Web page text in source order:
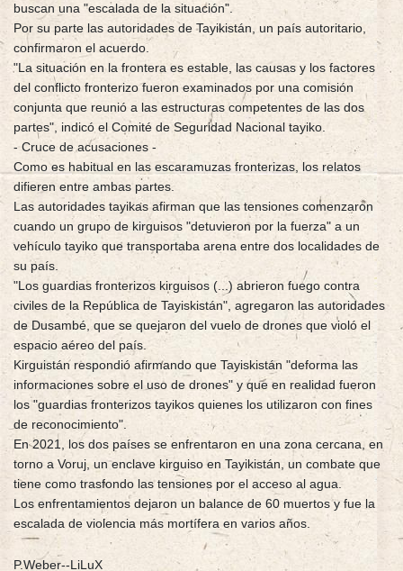
buscan una "escalada de la situación".
Por su parte las autoridades de Tayikistán, un país autoritario,
confirmaron el acuerdo.
"La situación en la frontera es estable, las causas y los factores
del conflicto fronterizo fueron examinados por una comisión
conjunta que reunió a las estructuras competentes de las dos
partes", indicó el Comité de Seguridad Nacional tayiko.
- Cruce de acusaciones -
Como es habitual en las escaramuzas fronterizas, los relatos
difieren entre ambas partes.
Las autoridades tayikas afirman que las tensiones comenzaron
cuando un grupo de kirguisos "detuvieron por la fuerza" a un
vehículo tayiko que transportaba arena entre dos localidades de
su país.
"Los guardias fronterizos kirguisos (...) abrieron fuego contra
civiles de la República de Tayiskistán", agregaron las autoridades
de Dusambé, que se quejaron del vuelo de drones que violó el
espacio aéreo del país.
Kirguistán respondió afirmando que Tayiskistán "deforma las
informaciones sobre el uso de drones" y que en realidad fueron
los "guardias fronterizos tayikos quienes los utilizaron con fines
de reconocimiento".
En 2021, los dos países se enfrentaron en una zona cercana, en
torno a Voruj, un enclave kirguiso en Tayikistán, un combate que
tiene como trasfondo las tensiones por el acceso al agua.
Los enfrentamientos dejaron un balance de 60 muertos y fue la
escalada de violencia más mortífera en varios años.
P.Weber--LiLuX